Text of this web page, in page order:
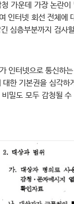
가운데 가장 논란이
터넷 회선 전체에
심층부분까지 검사
인터넷으로 통신하
한 기본권을 심각
밀도 모두 감청될